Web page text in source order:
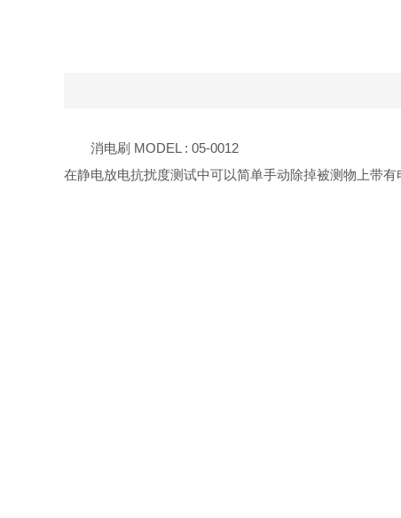
消电刷 MODEL : 05-0012
在静电放电抗扰度测试中可以简单手动除掉被测物上带